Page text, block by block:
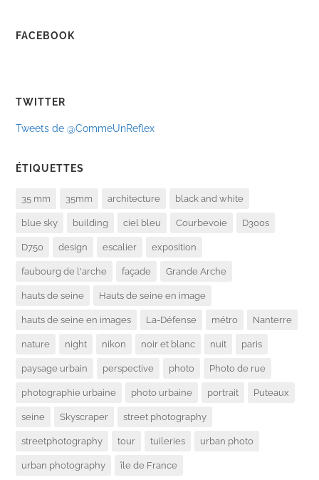
FACEBOOK
TWITTER
Tweets de @CommeUnReflex
ÉTIQUETTES
35 mm 35mm architecture black and white
blue sky building ciel bleu Courbevoie D300s
D750 design escalier exposition
faubourg de l'arche façade Grande Arche
hauts de seine Hauts de seine en image
hauts de seine en images La-Défense métro Nanterre
nature night nikon noir et blanc nuit paris
paysage urbain perspective photo Photo de rue
photographie urbaine photo urbaine portrait Puteaux
seine Skyscraper street photography
streetphotography tour tuileries urban photo
urban photography île de France